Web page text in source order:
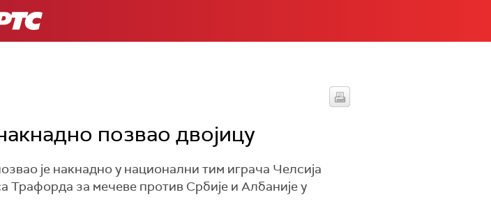
позвао двојицу
је накнадно у национални тим играча Челсија
Трафорда за мечеве против Србије и Албаније у